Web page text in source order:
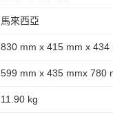
馬來西亞
830 mm x 415 mm x 434
599 mm x 435 mmx 780
11.90 kg